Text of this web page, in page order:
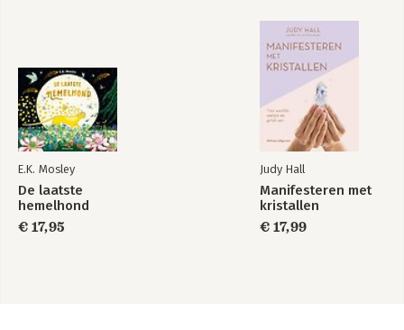
E.K. Mosley
De laatste
hemelhond
€ 17,95
Judy Hall
Manifesteren met
kristallen
€ 17,99